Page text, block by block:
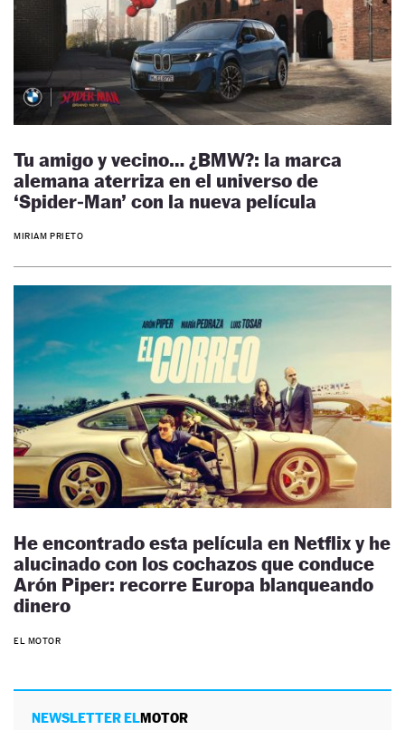
Tu amigo y vecino… ¿BMW?: la marca
alemana aterriza en el universo de
‘Spider‑Man’ con la nueva película
MIRIAM PRIETO
He encontrado esta película en Netflix y he
alucinado con los cochazos que conduce
Arón Piper: recorre Europa blanqueando
dinero
EL MOTOR
NEWSLETTER ELMOTOR